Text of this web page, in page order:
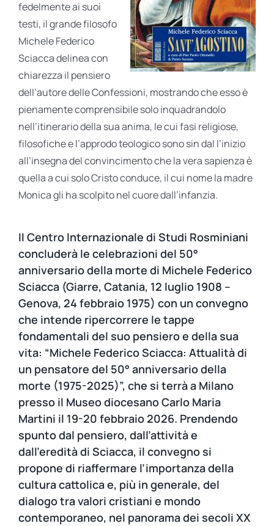
fedelmente ai suoi
testi, il grande filosofo
Michele Federico
Sciacca delinea con
chiarezza il pensiero
dell’autore delle Confessioni, mostrando che esso è
pienamente comprensibile solo inquadrandolo
nell’itinerario della sua anima, le cui fasi religiose,
filosofiche e l’approdo teologico sono sin dal l’inizio
all’insegna del convincimento che la vera sapienza è
quella a cui solo Cristo conduce, il cui nome la madre
Monica gli ha scolpito nel cuore dall’infanzia.
Il Centro Internazionale di Studi Rosminiani
concluderà le celebrazioni del 50°
anniversario della morte di Michele Federico
Sciacca (Giarre, Catania, 12 luglio 1908 –
Genova, 24 febbraio 1975) con un convegno
che intende ripercorrere le tappe
fondamentali del suo pensiero e della sua
vita: “Michele Federico Sciacca: Attualità di
un pensatore del 50° anniversario della
morte (1975-2025)”, che si terrà a Milano
presso il Museo diocesano Carlo Maria
Martini il 19-20 febbraio 2026. Prendendo
spunto dal pensiero, dall’attività e
dall’eredità di Sciacca, il convegno si
propone di riaffermare l’importanza della
cultura cattolica e, più in generale, del
dialogo tra valori cristiani e mondo
contemporaneo, nel panorama dei secoli XX